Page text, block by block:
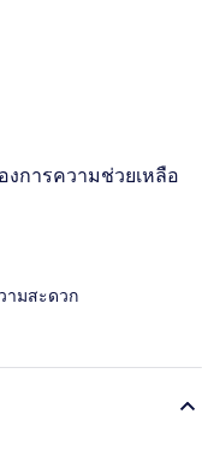
การความช่วยเหลือ
ามสะดวก